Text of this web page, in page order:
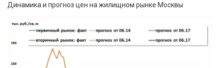
Динамика и прогноз цен на жилищном рынке Москвы